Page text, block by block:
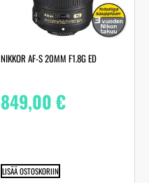
NIKKOR AF-S 20MM F1.8G ED
849,00€
LISÄÄ OSTOSKORIIN